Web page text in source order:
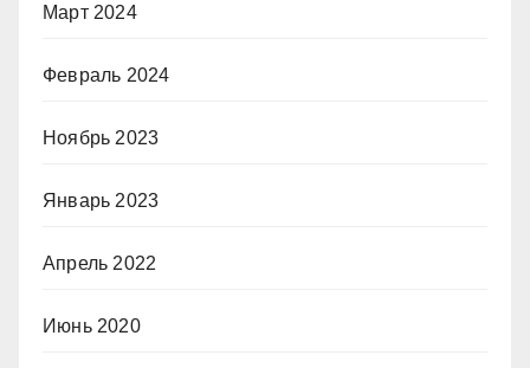
Март 2024
Февраль 2024
Ноябрь 2023
Январь 2023
Апрель 2022
Июнь 2020